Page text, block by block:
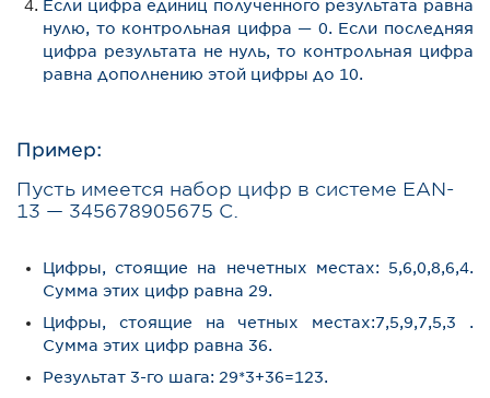
Если цифра единиц полученного результата равна
нулю, то контрольная цифра — 0. Если последняя
цифра результата не нуль, то контрольная цифра
равна дополнению этой цифры до 10.
Пример:
Пусть имеется набор цифр в системе EAN-
13 — 345678905675 C.
Цифры, стоящие на нечетных местах: 5,6,0,8,6,4.
Сумма этих цифр равна 29.
Цифры, стоящие на четных местах:7,5,9,7,5,3 .
Сумма этих цифр равна 36.
Результат 3-го шага: 29*3+36=123.